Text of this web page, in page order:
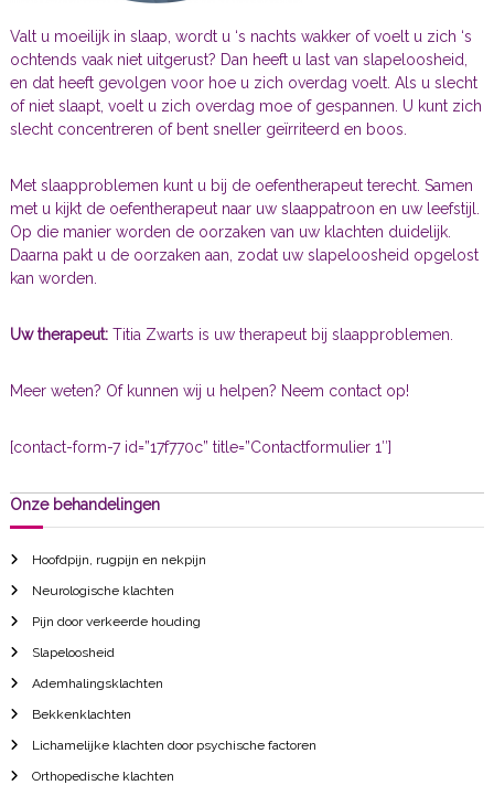
Valt u moeilijk in slaap, wordt u ‘s nachts wakker of voelt u zich ‘s
ochtends vaak niet uitgerust? Dan heeft u last van slapeloosheid,
en dat heeft gevolgen voor hoe u zich overdag voelt. Als u slecht
of niet slaapt, voelt u zich overdag moe of gespannen. U kunt zich
slecht concentreren of bent sneller geïrriteerd en boos.
Met slaapproblemen kunt u bij de oefentherapeut terecht. Samen
met u kijkt de oefentherapeut naar uw slaappatroon en uw leefstijl.
Op die manier worden de oorzaken van uw klachten duidelijk.
Daarna pakt u de oorzaken aan, zodat uw slapeloosheid opgelost
kan worden.
Uw therapeut: Titia Zwarts is uw therapeut bij slaapproblemen.
Meer weten? Of kunnen wij u helpen? Neem contact op!
[contact-form-7 id=”17f770c” title=”Contactformulier 1″]
Onze behandelingen
Hoofdpijn, rugpijn en nekpijn
Neurologische klachten
Pijn door verkeerde houding
Slapeloosheid
Ademhalingsklachten
Bekkenklachten
Lichamelijke klachten door psychische factoren
Orthopedische klachten